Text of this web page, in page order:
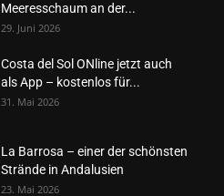
Meeresschaum an der...
29. Juni 2026
Costa del Sol ONline jetzt auch
als App – kostenlos für...
31. Mai 2026
La Barrosa – einer der schönsten
Strände in Andalusien
23. Mai 2026